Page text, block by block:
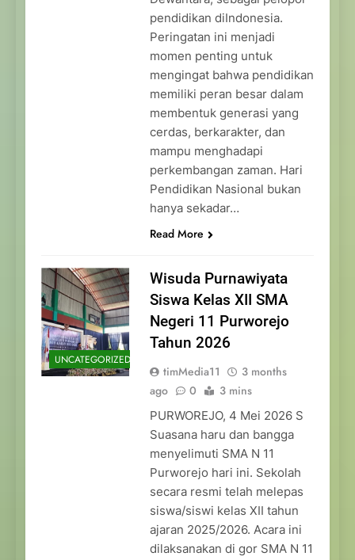
pendidikan diIndonesia.
Peringatan ini menjadi
momen penting untuk
mengingat bahwa pendidikan
memiliki peran besar dalam
membentuk generasi yang
cerdas, berkarakter, dan
mampu menghadapi
perkembangan zaman. Hari
Pendidikan Nasional bukan
hanya sekadar…
Read More
UNCATEGORIZED
Wisuda Purnawiyata
Siswa Kelas XII SMA
Negeri 11 Purworejo
Tahun 2026
timMedia11
3 months
ago
0 3 mins
PURWOREJO, 4 Mei 2026 S
Suasana haru dan bangga
menyelimuti SMA N 11
Purworejo hari ini. Sekolah
secara resmi telah melepas
siswa/siswi kelas XII tahun
ajaran 2025/2026. Acara ini
dilaksanakan di gor SMA N 11